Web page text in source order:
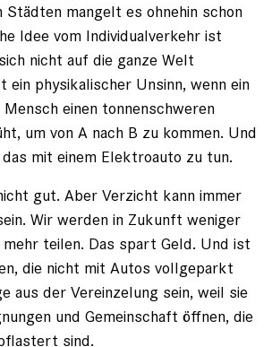
mangelt es ohnehin schon
Idee vom Individualverkehr ist
nicht auf die ganze Welt
ein physikalischer Unsinn, wenn ein
einen tonnenschweren
um von A nach B zu kommen. Und
mit einem Elektroauto zu tun.
gut. Aber Verzicht kann immer
Wir werden in Zukunft weniger
mehr teilen. Das spart Geld. Und ist
die nicht mit Autos vollgeparkt
aus der Vereinzelung sein, weil sie
und Gemeinschaft öffnen, die
sind.